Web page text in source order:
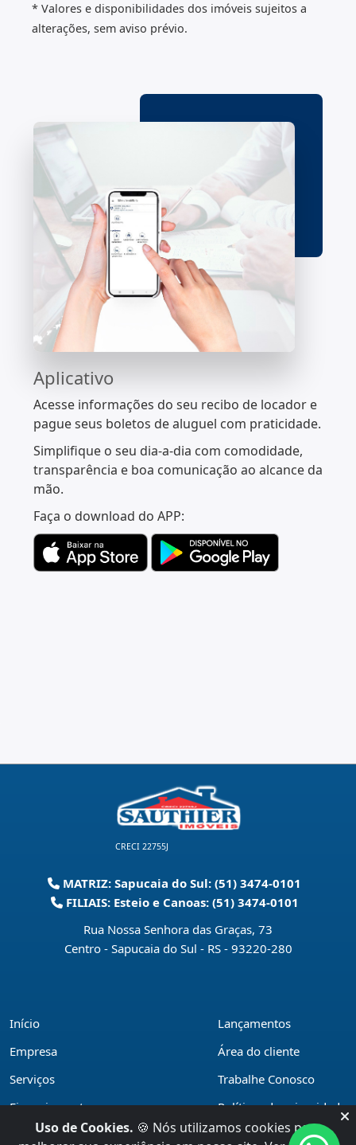
* Valores e disponibilidades dos imóveis sujeitos a
alterações, sem aviso prévio.
Aplicativo
Acesse informações do seu recibo de locador e
pague seus boletos de aluguel com praticidade.
Simplifique o seu dia-a-dia com comodidade,
transparência e boa comunicação ao alcance da
mão.
Faça o download do APP:
CRECI 22755J
MATRIZ: Sapucaia do Sul: (51) 3474-0101
FILIAIS: Esteio e Canoas: (51) 3474-0101
Rua Nossa Senhora das Graças, 73
Centro - Sapucaia do Sul - RS - 93220-280
Início
Empresa
Serviços
Financiamentos
Locações
Lançamentos
Área do cliente
Trabalhe Conosco
Políticas de privacidade
Contato
Uso de Cookies. 🍪 Nós utilizamos cookies para